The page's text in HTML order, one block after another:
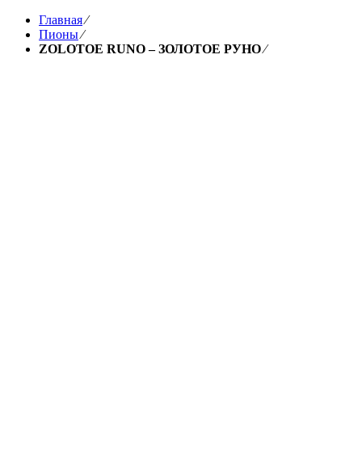
Главная⁄
Пионы⁄
ZOLOTOE RUNO – ЗОЛОТОЕ РУНО⁄